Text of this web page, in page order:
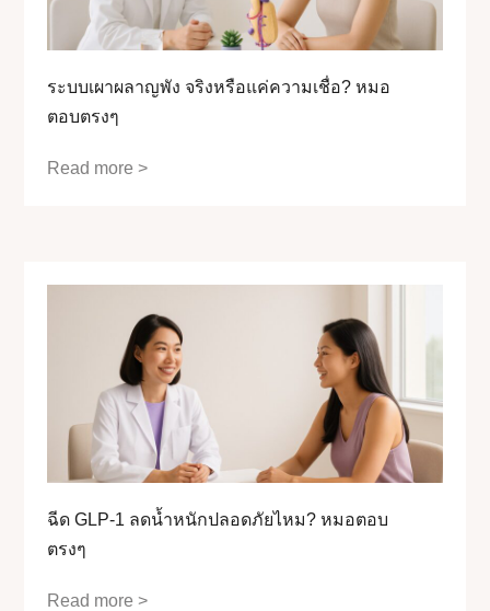
ระบบเผาผลาญพัง จริงหรือแค่ความเชื่อ? หมอ
ตอบตรงๆ
Read more >
ฉีด GLP-1 ลดน้ำหนักปลอดภัยไหม? หมอตอบ
ตรงๆ
Read more >